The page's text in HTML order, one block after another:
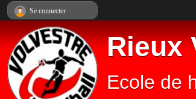
Rieux
Ecole de
Se connecter
Panneau de gestion des cookies